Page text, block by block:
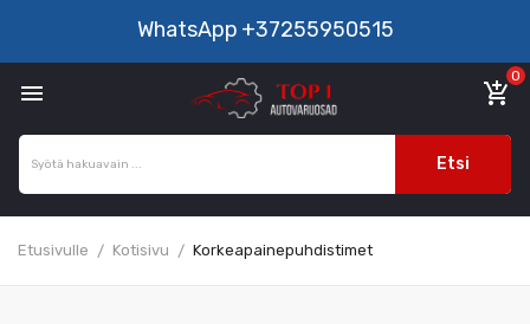
WhatsApp +37255950515
 add_shopping_cart
0
Etsi
Etusivulle Kotisivu Korkeapainepuhdistimet